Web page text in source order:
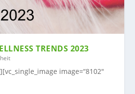
TRENDS 2023
image=“8102″